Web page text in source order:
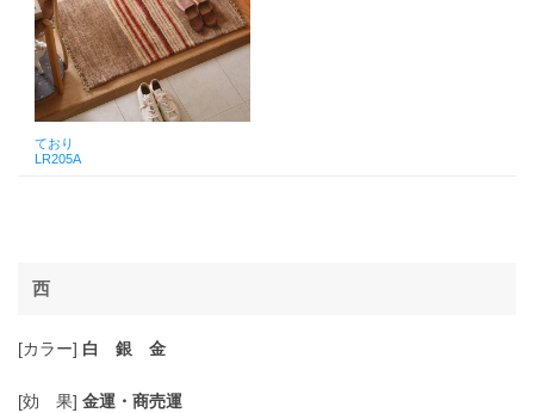
ており
LR205A
西
[カラー] 白 銀 金
[効 果] 金運・商売運